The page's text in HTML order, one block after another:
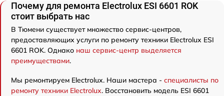
Почему для ремонта Electrolux ESI 6601 ROK
стоит выбрать нас
В Тюмени существует множество сервис-центров,
предоставляющих услуги по ремонту техники Electrolux ESI
6601 ROK. Однако наш сервис-центр выделяется
преимуществами.
Мы ремонтируем Electrolux. Наши мастера - специалисты по
ремонту техники Electrolux. Восстановить модель ESI 6601